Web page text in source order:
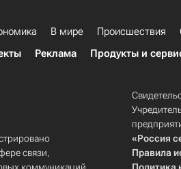
В мире Происшествия
Реклама Продукты и
связи,
«Россия
Правила